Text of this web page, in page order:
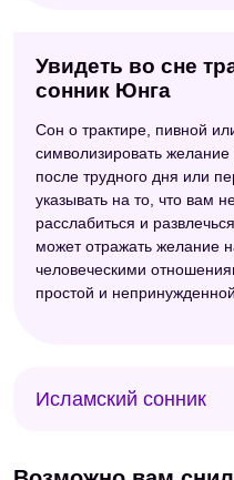
Увидеть во сне
сонник Юнга
Сон о трактире, пивной
символизировать желание
после трудного дня или
указывать на то, что вам
расслабиться и
может отражать желание
человеческими
простой и
Исламский сонник